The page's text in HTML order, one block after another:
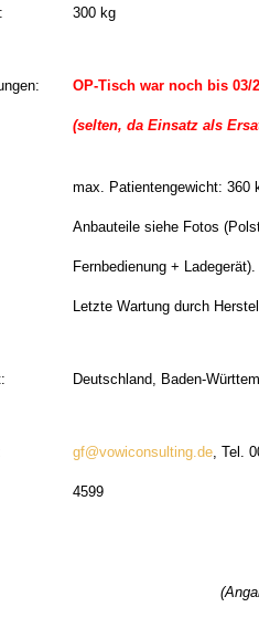
300 kg
OP-Tisch war noch bis 03/
(selten, da Einsatz als
max. Patientengewicht: 360
Anbauteile siehe Fotos
Fernbedienung + Ladegerät).
Letzte Wartung durch
Deutschland, Baden-
gf@vowiconsulting.de, Tel.
4599